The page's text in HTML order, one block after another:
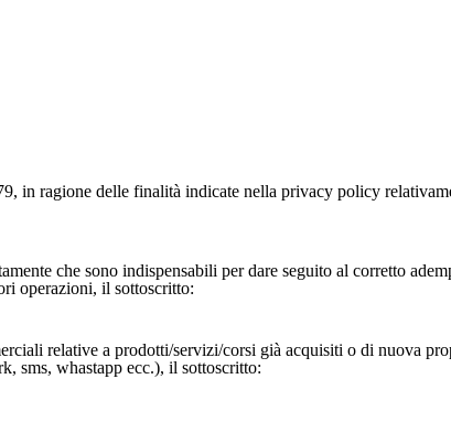
in ragione delle finalità indicate nella privacy policy
che sono indispensabili per dare seguito al corretto
operazioni, il sottoscritto:
relative a prodotti/servizi/corsi già acquisiti o di nuova
sms, whastapp ecc.), il sottoscritto: